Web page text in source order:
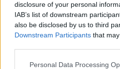
disclosure of your personal
IAB’s list of downstream
also be disclosed by us to third
Downstream Participants that
Please note that this website/app
Personal Data Processing
Οι Παγίδες:Εκνευρισμοί
οικονομικών, ξαφνικά
αλλαγές σχεδίων με φίλους!